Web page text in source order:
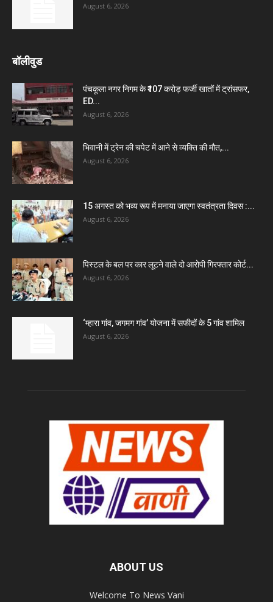
August 6, 2026
बॉलीवुड
पंचकूला नगर निगम के ₹107 करोड़ फर्जी खातों में ट्रांसफर,
ED...
August 6, 2026
भिवानी में ट्रेन की चपेट में आने से व्यक्ति की मौत,...
August 6, 2026
15 अगस्त को भव्य रूप में मनाया जाएगा स्वतंत्रता दिवस :...
August 6, 2026
पिस्टल के बल पर कार लूटने वाले दो आरोपी गिरफ्तार कोर्ट...
August 6, 2026
‘म्हारा गांव, जगमग गांव’ योजना में सफीदों के 5 गांव शामिल
August 6, 2026
ABOUT US
Welcome To News Vani